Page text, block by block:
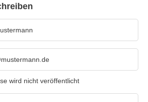
wird nicht veröffentlicht